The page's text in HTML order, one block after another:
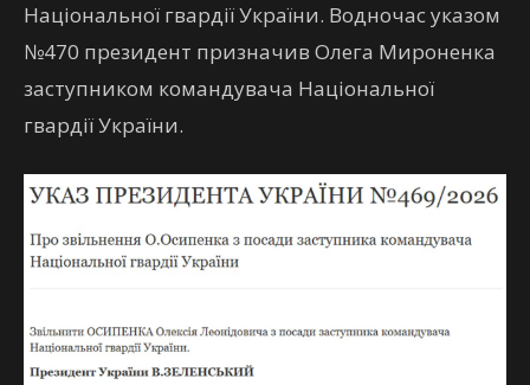
Національної гвардії України. Водночас указом
№470 президент призначив Олега Мироненка
заступником командувача Національної
гвардії України.